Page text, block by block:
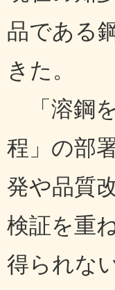
品である
きた。
「溶鋼
程」の部
発や品質
検証を重
得られな